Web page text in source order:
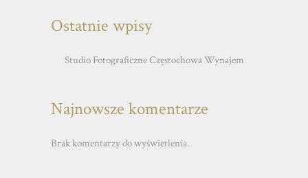
Ostatnie wpisy
Studio Fotograficzne Częstochowa Wynajem
Najnowsze komentarze
Brak komentarzy do wyświetlenia.